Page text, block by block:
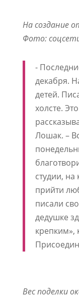
На создание
Фото:
-
декабря.
детей.
холсте.
Лошак. –
студии,
прийти
писали
дедушке
крепким»,
Вес поделки